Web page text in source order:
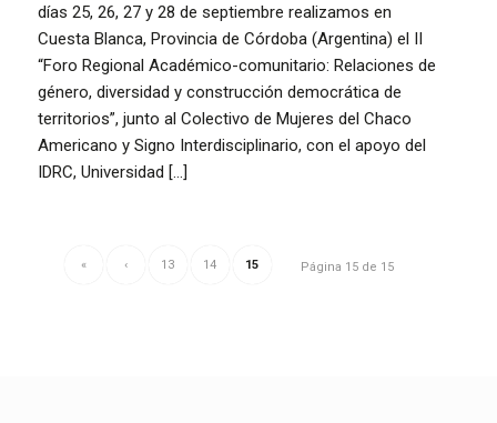
días 25, 26, 27 y 28 de septiembre realizamos en
Cuesta Blanca, Provincia de Córdoba (Argentina) el II
“Foro Regional Académico-comunitario: Relaciones de
género, diversidad y construcción democrática de
territorios”, junto al Colectivo de Mujeres del Chaco
Americano y Signo Interdisciplinario, con el apoyo del
IDRC, Universidad […]
Página 15 de 15
« ‹ 13 14 15